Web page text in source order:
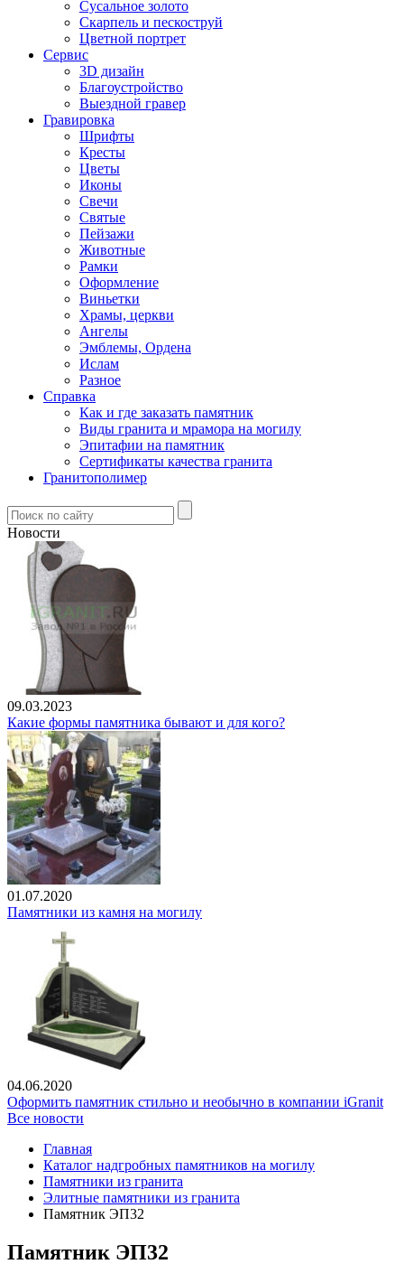
Сусальное золото
Скарпель и пескоструй
Цветной портрет
Сервис
3D дизайн
Благоустройство
Выездной гравер
Гравировка
Шрифты
Кресты
Цветы
Иконы
Свечи
Святые
Пейзажи
Животные
Рамки
Оформление
Виньетки
Храмы, церкви
Ангелы
Эмблемы, Ордена
Ислам
Разное
Справка
Как и где заказать памятник
Виды гранита и мрамора на могилу
Эпитафии на памятник
Сертификаты качества гранита
Гранитополимер
Новости
09.03.2023
Какие формы памятника бывают и для кого?
01.07.2020
Памятники из камня на могилу
04.06.2020
Оформить памятник стильно и необычно в компании iGranit
Все новости
Главная
Каталог надгробных памятников на могилу
Памятники из гранита
Элитные памятники из гранита
Памятник ЭП32
Памятник ЭП32